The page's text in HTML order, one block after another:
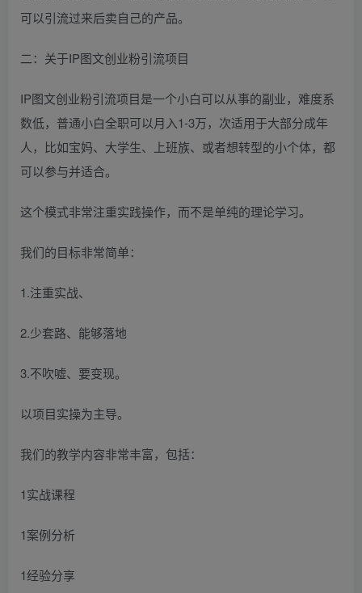
可以引流过来后卖自己的产品。
二：关于IP图文创业粉引流项目
IP图文创业粉引流项目是一个小白可以从事的副业，难度系
数低，普通小白全职可以月入1-3万，次适用于大部分成年
人，比如宝妈、大学生、上班族、或者想转型的小个体，都
可以参与并适合。
这个模式非常注重实践操作，而不是单纯的理论学习。
我们的目标非常简单：
1.注重实战、
2.少套路、能够落地
3.不吹嘘、要变现。
以项目实操为主导。
我们的教学内容非常丰富，包括：
1实战课程
1案例分析
1经验分享